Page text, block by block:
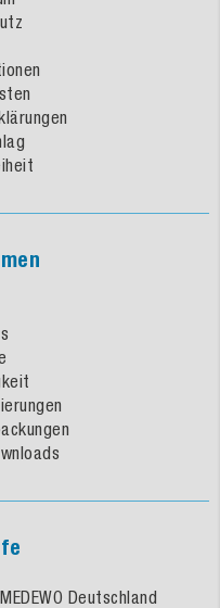
Deutschland